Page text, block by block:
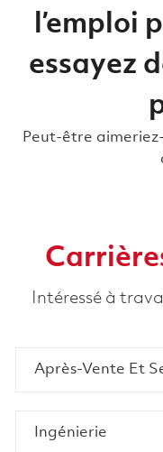
l’emploi
essayez
Peut-être
Intéressé à
Après-Vente Et
Ingénierie